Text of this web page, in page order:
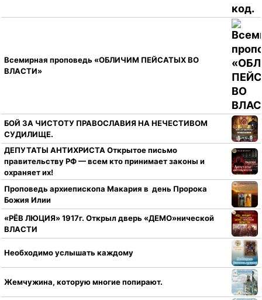
Всемирная проповедь «ОБЛИЧИМ ПЕЙСАТЫХ ВО
ВЛАСТИ»
БОЙ ЗА ЧИСТОТУ ПРАВОСЛАВИЯ НА НЕЧЕСТИВОМ
СУДИЛИЩЕ.
ДЕПУТАТЫ АНТИХРИСТА Открытое письмо
правительству РФ — всем кто принимает законы и
охраняет их!
Проповедь архиепископа Макария в день Пророка
Божия Илии
«РЁВ ЛЮЦИЯ» 1917г. Открыл дверь «ДЕМО»нической
ВЛАСТИ
Необходимо услышать каждому
Жемчужина, которую многие попирают.